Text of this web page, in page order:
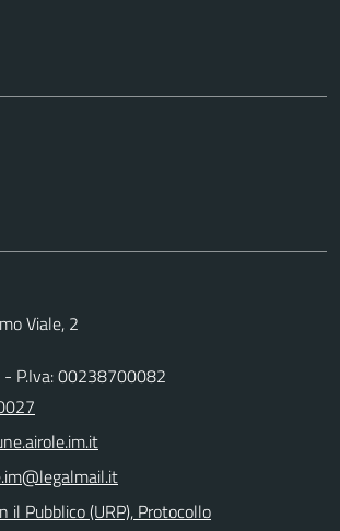
Viale, 2
P.Iva: 00238700082
il Pubblico (URP), Protocollo